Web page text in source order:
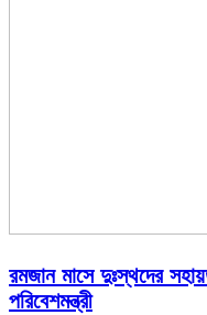
রমজান মাসে দুঃস্থদের
পরিবেশমন্ত্রী